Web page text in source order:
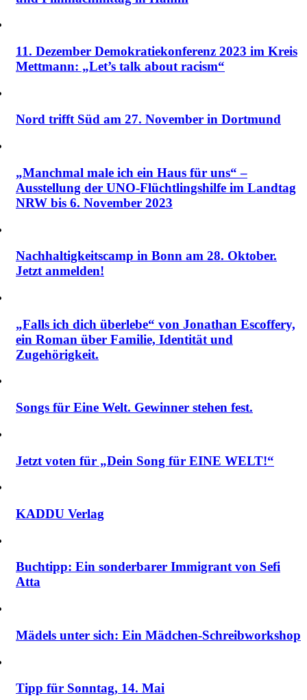
11. Dezember Demokratiekonferenz 2023 im Kreis
Mettmann: „Let’s talk about racism“
Nord trifft Süd am 27. November in Dortmund
„Manchmal male ich ein Haus für uns“ –
Ausstellung der UNO-Flüchtlingshilfe im Landtag
NRW bis 6. November 2023
Nachhaltigkeitscamp in Bonn am 28. Oktober.
Jetzt anmelden!
„Falls ich dich überlebe“ von Jonathan Escoffery,
ein Roman über Familie, Identität und
Zugehörigkeit.
Songs für Eine Welt. Gewinner stehen fest.
Jetzt voten für „Dein Song für EINE WELT!“
KADDU Verlag
Buchtipp: Ein sonderbarer Immigrant von Sefi
Atta
Mädels unter sich: Ein Mädchen-Schreibworkshop
Tipp für Sonntag, 14. Mai